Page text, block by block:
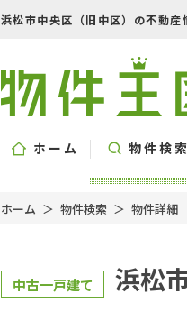
浜松市中央区（旧中区）の不動産
ホーム 物件検索
ホーム 物件検索 物件詳細
中古一戸建て 浜松